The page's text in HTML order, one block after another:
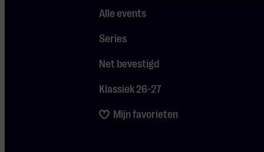
Alle events
Series
Net bevestigd
Klassiek 26-27
Mijn favorieten
Hola Eindhoven!
DE OPENING
Latijns-Amerikaans feest